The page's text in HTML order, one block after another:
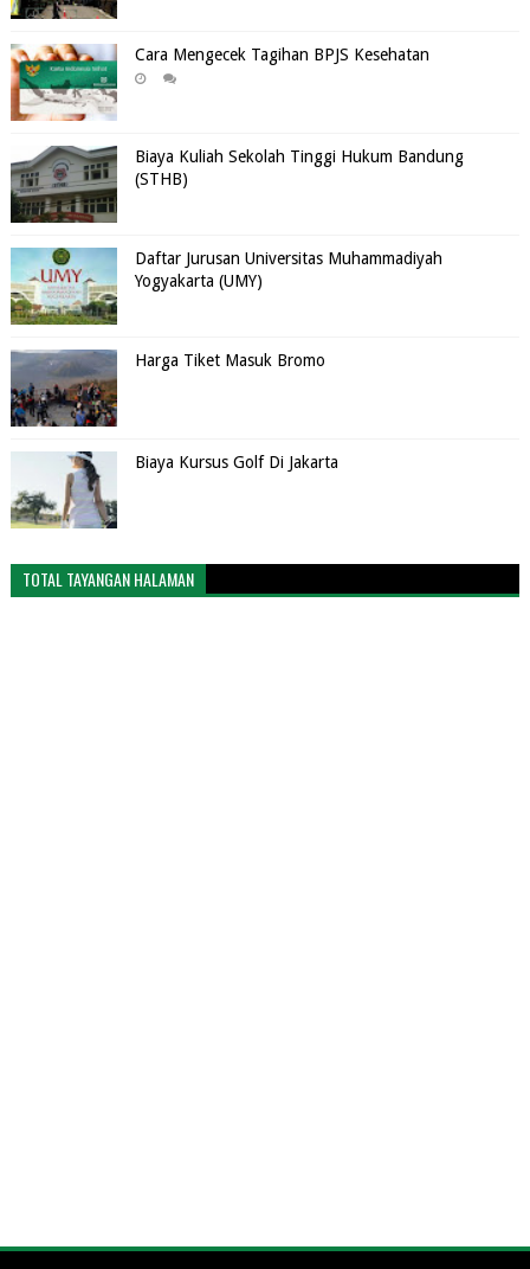
Cara Mengecek Tagihan BPJS Kesehatan
Biaya Kuliah Sekolah Tinggi Hukum Bandung
(STHB)
Daftar Jurusan Universitas Muhammadiyah
Yogyakarta (UMY)
Harga Tiket Masuk Bromo
Biaya Kursus Golf Di Jakarta
TOTAL TAYANGAN HALAMAN